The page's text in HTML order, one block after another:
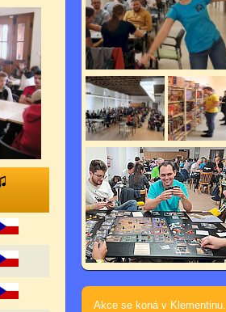
Akce se koná v Klementinu.